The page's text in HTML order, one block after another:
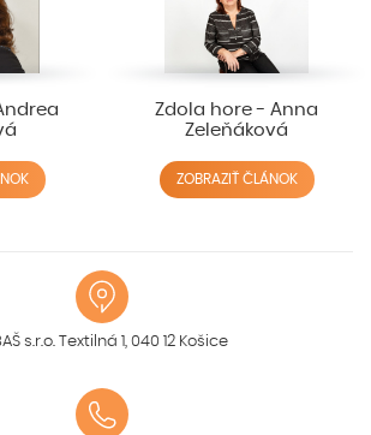
Zdola hore - Anna
Zeleňáková
ZOBRAZIŤ ČLÁNOK
s.r.o. Textilná 1, 040 12 Košice